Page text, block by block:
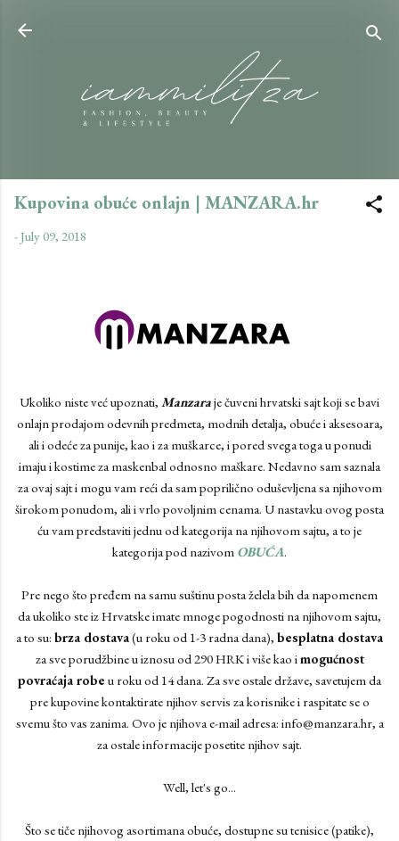
Kupovina obuće onlajn | MANZARA.hr
-July 09, 2018
Ukoliko niste već upoznati, Manzaraje čuveni hrvatski sajt koji se bavi
onlajn prodajom odevnih predmeta, modnih detalja, obuće i aksesoara,
ali i odeće za punije, kao i za muškarce, i pored svega toga u ponudi
imaju i kostime za maskenbal odnosno maškare. Nedavno sam saznala
za ovaj sajt i mogu vam reći da sam poprilično oduševljena sa njihovom
širokom ponudom, ali i vrlo povoljnim cenama. U nastavku ovog posta
ću vam predstaviti jednu od kategorija na njihovom sajtu, a to je
kategorija pod nazivom OBUĆA.
Pre nego što pređem na samu suštinu posta želela bih da napomenem
da ukoliko ste iz Hrvatske imate mnoge pogodnosti na njihovom sajtu,
a to su: brza dostava(u roku od 1-3 radna dana), besplatna dostava
za sve porudžbine u iznosu od 290 HRK i više kao i mogućnost
povraćaja robe u roku od 14 dana. Za sve ostale države, savetujem da
pre kupovine kontaktirate njihov servis za korisnike i raspitate se o
svemu što vas zanima. Ovo je njihova e-mail adresa: info@manzara.hr, a
za ostale informacije posetite njihov sajt.
Well, let's go...
Što se tiče njihovog asortimana obuće, dostupne su tenisice (patike),